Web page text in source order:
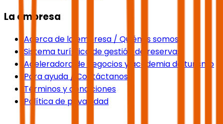
La empresa
Acerca de la empresa / Quiénes somos
Sistema turístico de gestión de reservas
Aceleradora de negocios y academia de turismo
Para ayuda / Contáctanos
Términos y condiciones
Política de privacidad